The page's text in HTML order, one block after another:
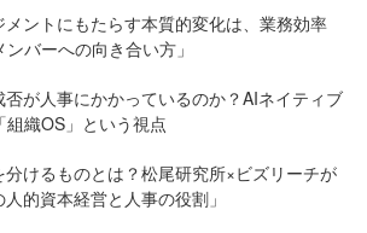
ントにもたらす本質的変化は、業務効率
バーへの向き合い方」
否が人事にかかっているのか？AIネイティブ
組織OS」という視点
けるものとは？松尾研究所×ビズリーチが
的資本経営と人事の役割」